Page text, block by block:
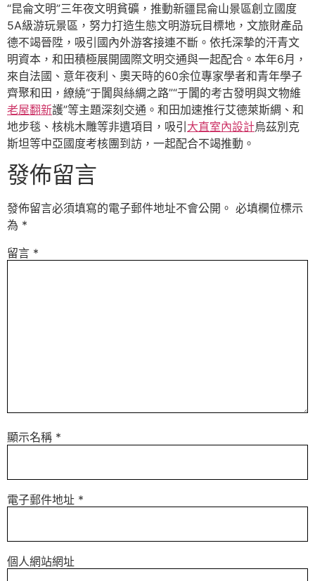
“昆侖文明”三年夜文明貧礦，推動新疆昆侖山景區創立國度
5A級游玩景區，努力打造生態文明游玩目標地，文旅財產品
德不竭晉陞，吸引國內外游客接連不斷。依托深摯的汗青文
明資本，和田積極展開國際文明交通與一起配合。本年6月，
來自法國、意年夜利、奧天時的60余位專家學者和青年學子
齊聚和田，繚繞“于闐與絲綢之路”“于闐的考古發明與文物維
老屋翻新護”等主題深刻交通。和田加速推行艾德萊斯綢、和
地步毯、核桃木雕等非遺項目，吸引大直室內設計烏茲別克
斯坦等中亞國度考核團到訪，一起配合不竭推動。
發佈留言
發佈留言必須填寫的電子郵件地址不會公開。 必填欄位標示
為 *
留言 *
顯示名稱 *
電子郵件地址 *
個人網站網址